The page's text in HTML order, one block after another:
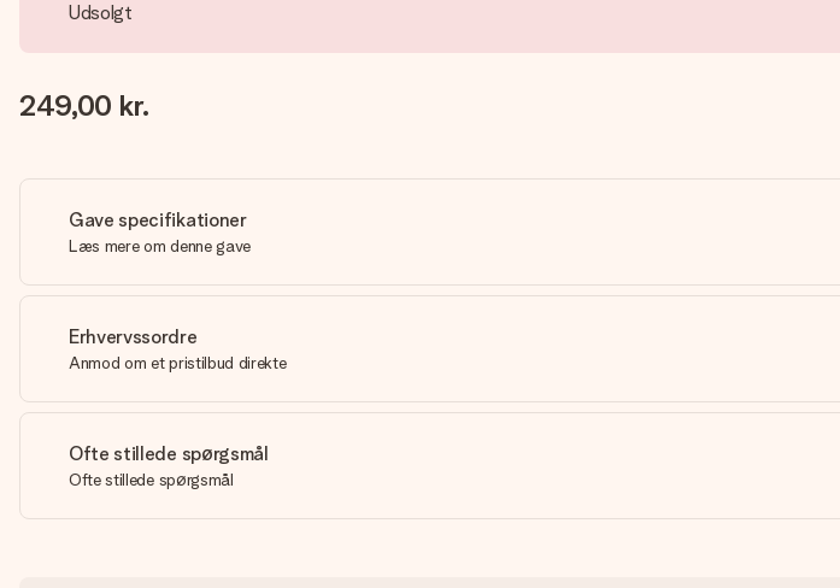
Udsolgt
249,00 kr.
Gave specifikationer
Læs mere om denne gave
Erhvervssordre
Anmod om et pristilbud direkte
Ofte stillede spørgsmål
Ofte stillede spørgsmål